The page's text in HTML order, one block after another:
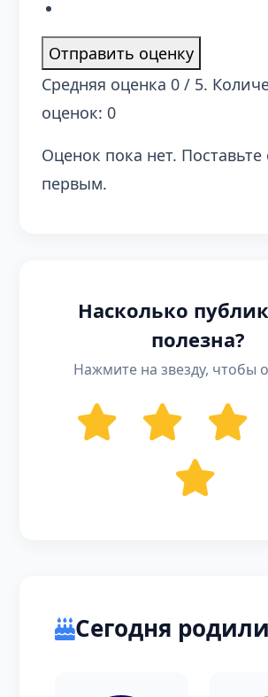
Отправить оценку
Средняя оценка0 / 5.
оценок:0
Оценок пока нет. Поставьте
первым.
Насколько
полезна?
Нажмите на звезду, чтобы
Сегодня